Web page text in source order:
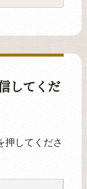
してくだ
押してくださ